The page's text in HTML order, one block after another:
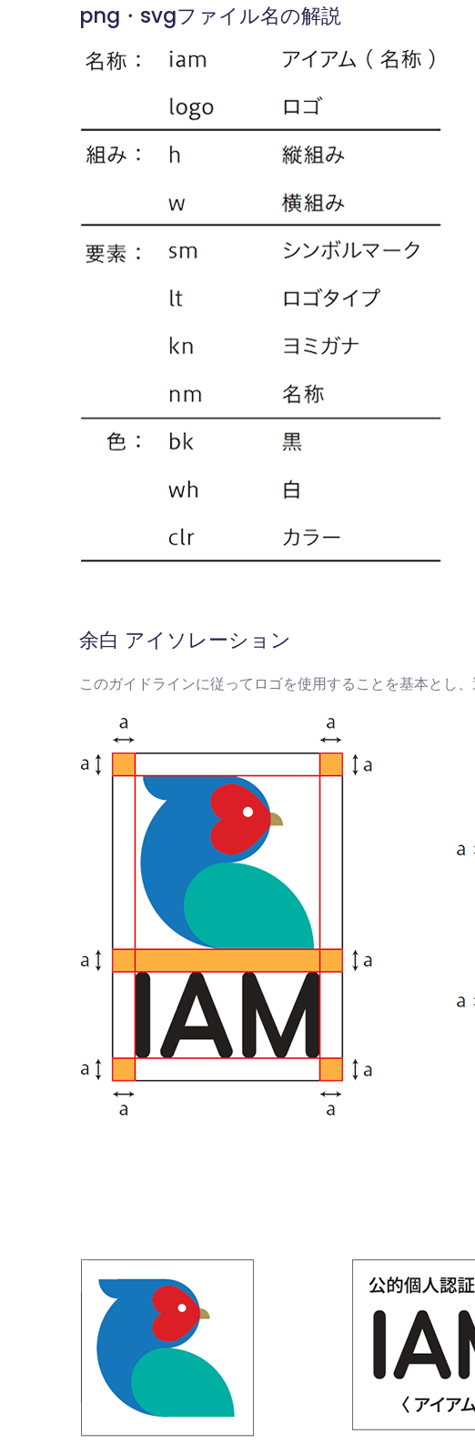
png・svgファイル名の解説
余白 アイソレーション
このガイドラインに従ってロゴを使用することを基本とし